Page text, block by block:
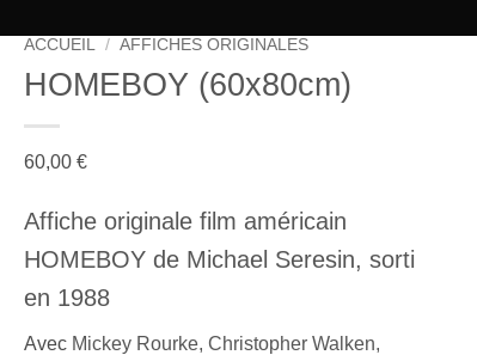
ACCUEIL / AFFICHES ORIGINALES
HOMEBOY (60x80cm)
60,00 €
Affiche originale film américain
HOMEBOY de Michael Seresin, sorti
en 1988
Avec Mickey Rourke, Christopher Walken,